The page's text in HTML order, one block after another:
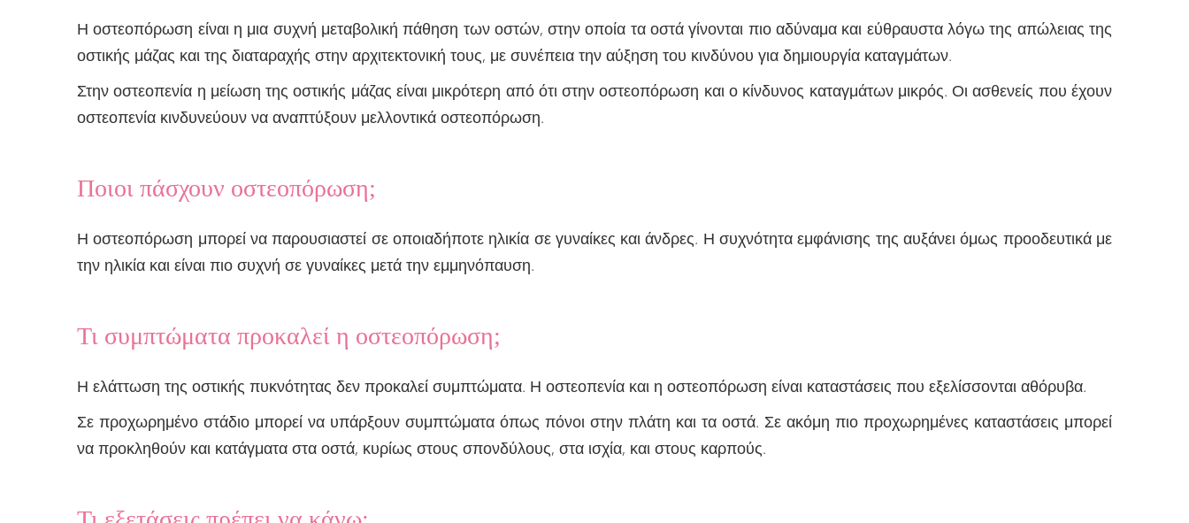
Η οστεοπόρωση είναι η μια συχνή μεταβολική πάθηση των οστών, στην οποία τα οστά γίνονται πιο αδύναμα και εύθραυστα λόγω της απώλειας της
οστικής μάζας και της διαταραχής στην αρχιτεκτονική τους, με συνέπεια την αύξηση του κινδύνου για δημιουργία καταγμάτων.
Στην οστεοπενία η μείωση της οστικής μάζας είναι μικρότερη από ότι στην οστεοπόρωση και ο κίνδυνος καταγμάτων μικρός. Οι ασθενείς που έχουν
οστεοπενία κινδυνεύουν να αναπτύξουν μελλοντικά οστεοπόρωση.
Ποιοι πάσχουν οστεοπόρωση;
Η οστεοπόρωση μπορεί να παρουσιαστεί σε οποιαδήποτε ηλικία σε γυναίκες και άνδρες. Η συχνότητα εμφάνισης της αυξάνει όμως προοδευτικά με
την ηλικία και είναι πιο συχνή σε γυναίκες μετά την εμμηνόπαυση.
Τι συμπτώματα προκαλεί η οστεοπόρωση;
Η ελάττωση της οστικής πυκνότητας δεν προκαλεί συμπτώματα. Η οστεοπενία και η οστεοπόρωση είναι καταστάσεις που εξελίσσονται αθόρυβα.
Σε προχωρημένο στάδιο μπορεί να υπάρξουν συμπτώματα όπως πόνοι στην πλάτη και τα οστά. Σε ακόμη πιο προχωρημένες καταστάσεις μπορεί
να προκληθούν και κατάγματα στα οστά, κυρίως στους σπονδύλους, στα ισχία, και στους καρπούς.